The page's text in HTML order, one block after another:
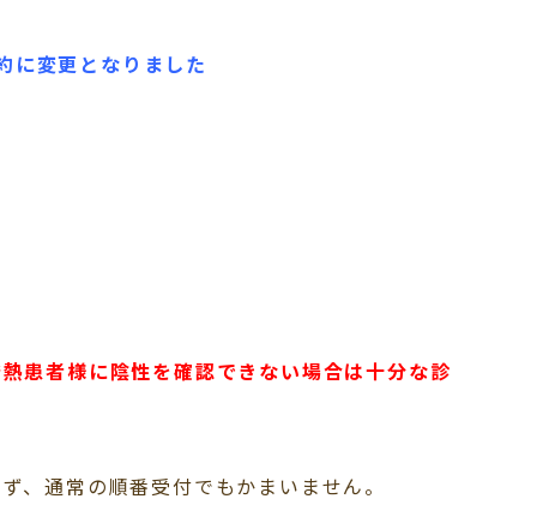
変更となりました
患者様に陰性を確認できない場合は十分な診
、通常の順番受付でもかまいません。